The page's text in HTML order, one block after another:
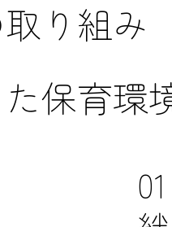
り組み
保育環
01